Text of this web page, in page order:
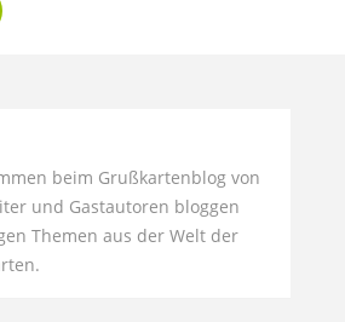
beim Grußkartenblog von
und Gastautoren bloggen
Themen aus der Welt der